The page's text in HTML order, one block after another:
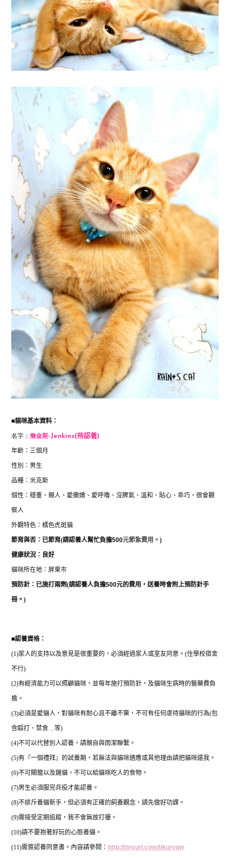
■貓咪基本資料：
名字： 詹金斯-Jenkins(待認養)
年齡：三個月
性別：男生
品種：米克斯
個性： 穩重、親人、愛撒嬌、愛呼嚕、沒脾氣、溫和、貼心、乖巧、很會觀
察人
外觀特色：橘色虎斑貓
節育與否：已節育(請認養人幫忙負擔500元節紮費用。 )
健康狀況：良好
貓咪所在地：屏東市
預防針：已施打 兩劑(請認養人負擔500元的費用，送養時會附上預防針手
冊。 )
■認養資格：
(1)家人的支持以及意見是很重要的，必須經過家人或室友同意。 (住學校宿舍
不行)
(2)有經濟能力可以照顧貓咪，並每年施打預防針，及貓咪生病時的醫藥費負
擔。
(3)必須是愛貓人，對貓咪有耐心且不離不棄，不可有任何虐待貓咪的行為(包
含毆打、禁食… 等)
(4)不可以代替別人認養，請親自與雨潔聯繫。
(5)有『一個禮拜』的試養期，若無法與貓咪適應或其他理由請把貓咪還我。
(6)不可關籠以及鏈貓，不可以給貓咪吃人的食物。
(7)男生必須服完兵役才能認養。
(8)不排斥養貓新手，但必須有正確的飼養觀念，請先做好功課。
(9)需接受定期追蹤，我不會無故打擾。
(10)請不要抱著好玩的心態養貓。
(11)需簽認養同意書。內容請參閱： http://tinyurl.com/bkuryqw